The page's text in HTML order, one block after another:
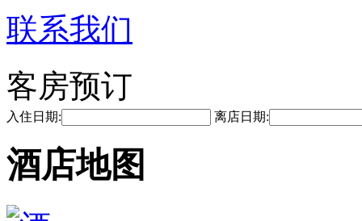
联系我们
客房预订
入住日期: 离店日期:
酒店地图